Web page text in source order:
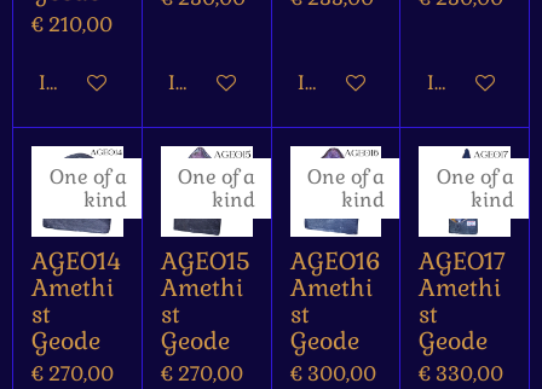
€ 210,00
In winkelwagenIn winkelwagenIn winkelwagen
In
One of a
kind
AGEO14
Amethi
st
Geode
€ 270,00
One of a
kind
AGEO15
Amethi
st
Geode
€ 270,00
One of a
kind
AGEO16
Amethi
st
Geode
€ 300,00
One of a
kind
AGEO17
Amethi
st
Geode
€ 330,00